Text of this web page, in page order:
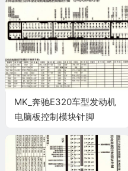
MK_奔驰E320车型发动机
电脑板控制模块针脚
图